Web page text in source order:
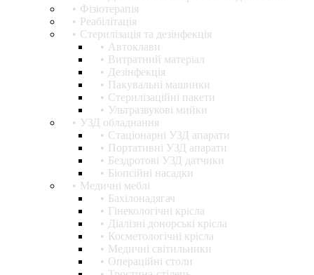
Фізіотерапія
Реабілітація
Стерилізація та дезінфекція
Автоклави
Витратний матеріал
Дезінфекція
Пакувальні машинки
Стерилізаційні пакети
Ультразвукові мийки
УЗД обладнання
Стаціонарні УЗД апарати
Портативні УЗД апарати
Бездротові УЗД датчики
Біопсійні насадки
Медичні меблі
Бахілонадягач
Гінекологічні крісла
Діалізні донорські крісла
Косметологічні крісла
Медичні світильники
Операційні столи